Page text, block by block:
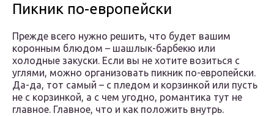
Пикник по-европейски
Прежде всего нужно решить, что будет вашим
коронным блюдом – шашлык-барбекю или
холодные закуски. Если вы не хотите возиться с
углями, можно организовать пикник по-европейски.
Да-да, тот самый – с пледом и корзинкой или пусть
не с корзинкой, а с чем угодно, романтика тут не
главное. Главное, что и как положить внутрь.